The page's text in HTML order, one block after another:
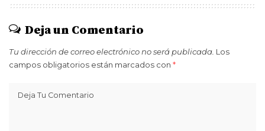
Deja un Comentario
Tu dirección de correo electrónico no será publicada. Los
campos obligatorios están marcados con *